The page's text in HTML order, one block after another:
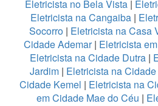
Eletricista no Bela Vista |
Eletricista na Cangaiba |
Socorro | Eletricista na Casa
Cidade Ademar| Eletricista
Eletricista na Cidade Dutra |
Jardim | Eletricista na
Cidade Kemel | Eletricista na
em Cidade Mae do Céu |